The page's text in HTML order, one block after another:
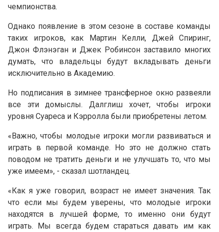
чемпионства.
Однако появление в этом сезоне в составе команды
таких игроков, как Мартин Келли, Джей Спиринг,
Джон Флэнэган и Джек Робинсон заставило многих
думать, что владельцы будут вкладывать деньги
исключительно в Академию.
Но подписания в зимнее трансферное окно развеяли
все эти домыслы. Далглиш хочет, чтобы игроки
уровня Суареса и Кэрролла были приобретены летом.
«Важно, чтобы молодые игроки могли развиваться и
играть в первой команде. Но это не должно стать
поводом не тратить деньги и не улучшать то, что мы
уже имеем», - сказал шотландец.
«Как я уже говорил, возраст не имеет значения. Так
что если мы будем уверены, что молодые игроки
находятся в лучшей форме, то именно они будут
играть. Мы всегда будем стараться давать им как